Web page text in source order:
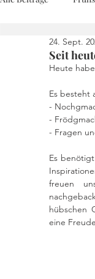
Kuchen und
Drinks
Seit
24. Sept.
Heute
Es besteht
-
-
- Fragen
Es
freuen
hübschen
eine